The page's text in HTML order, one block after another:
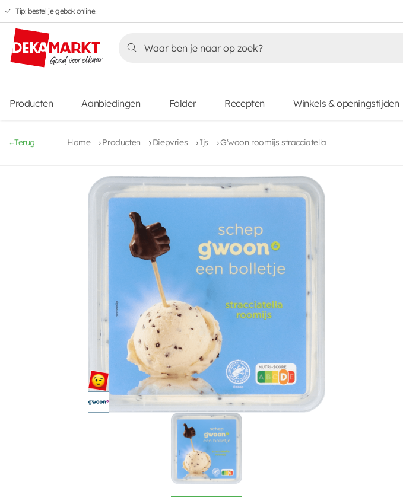
Overslaan
naar
hoofdnavigatie
Overslaan
naar
hoofdinhoud
Overslaan
naar
voettekstinhoud
Overslaan
naar
aanbiedingen
Tip: bestel je gebak online!
Producten Aanbiedingen Folder Recepten Winkels & openingstijden
Terug Home Producten Diepvries Ijs G'woon roomijs stracciatella